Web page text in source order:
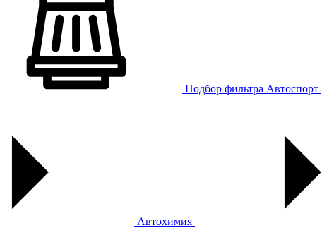
Подбор фильтра Автоспорт
Автохимия